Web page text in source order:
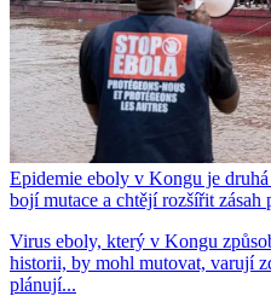
Epidemie eboly v Kongu je
bojí mutace a chtějí rozšířit zásah
Virus eboly, který v Kongu
historii, by mohl mutovat, varují
plánují...